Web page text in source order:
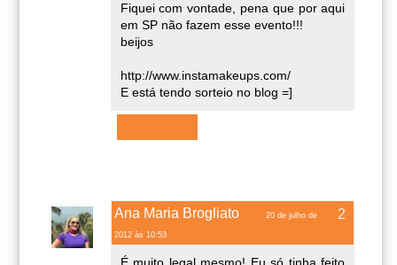
Fiquei com vontade, pena que por aqui
em SP não fazem esse evento!!!
beijos
http://www.instamakeups.com/
E está tendo sorteio no blog =]
Ana Maria Brogliato 20 de julho de
2012 às 10:53